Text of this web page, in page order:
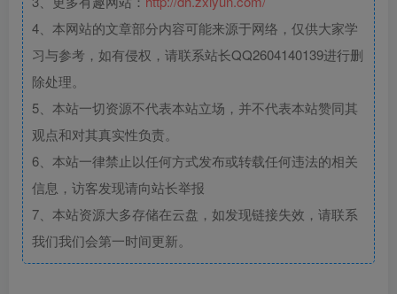
4、本网站的文章部分内容可能来源于网络，仅供大家学
习与参考，如有侵权，请联系站长QQ2604140139进行删
除处理。
5、本站一切资源不代表本站立场，并不代表本站赞同其
观点和对其真实性负责。
6、本站一律禁止以任何方式发布或转载任何违法的相关
信息，访客发现请向站长举报
7、本站资源大多存储在云盘，如发现链接失效，请联系
我们我们会第一时间更新。